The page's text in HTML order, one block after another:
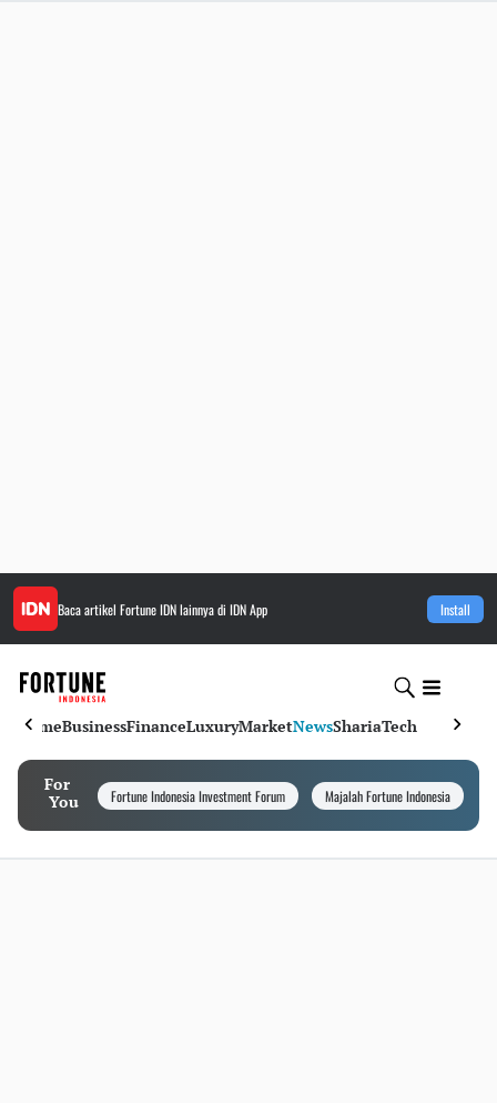
Baca artikel Fortune IDNlainnya di IDN App Install
HomeBusinessFinanceLuxuryMarketNewsShariaTech
For
You
Fortune Indonesia Investment Forum Majalah Fortune Indonesia